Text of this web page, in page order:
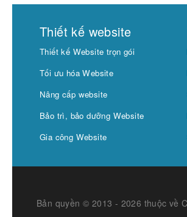
Thiết kế website
Thiết kế Website trọn gói
Tối ưu hóa Website
Nâng cấp website
Bảo trì, bảo dưỡng Website
Gia công Website
Bản quyền © 2013 - 2026 thuộc về